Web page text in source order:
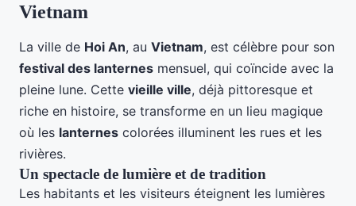
Vietnam
La ville de Hoi An, au Vietnam, est célèbre pour son
festival des lanternes mensuel, qui coïncide avec la
pleine lune. Cette vieille ville, déjà pittoresque et
riche en histoire, se transforme en un lieu magique
où les lanternes colorées illuminent les rues et les
rivières.
Un spectacle de lumière et de tradition
Les habitants et les visiteurs éteignent les lumières